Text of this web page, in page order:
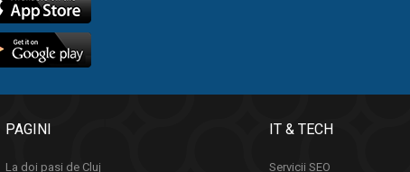
PAGINI
La doi pasi de Cluj
IT & TECH
Servicii SEO